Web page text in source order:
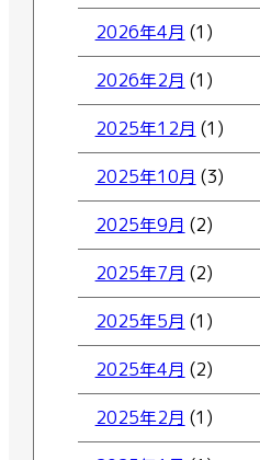
2026年4月 (1)
2026年2月 (1)
2025年12月 (1)
2025年10月 (3)
2025年9月 (2)
2025年7月 (2)
2025年5月 (1)
2025年4月 (2)
2025年2月 (1)